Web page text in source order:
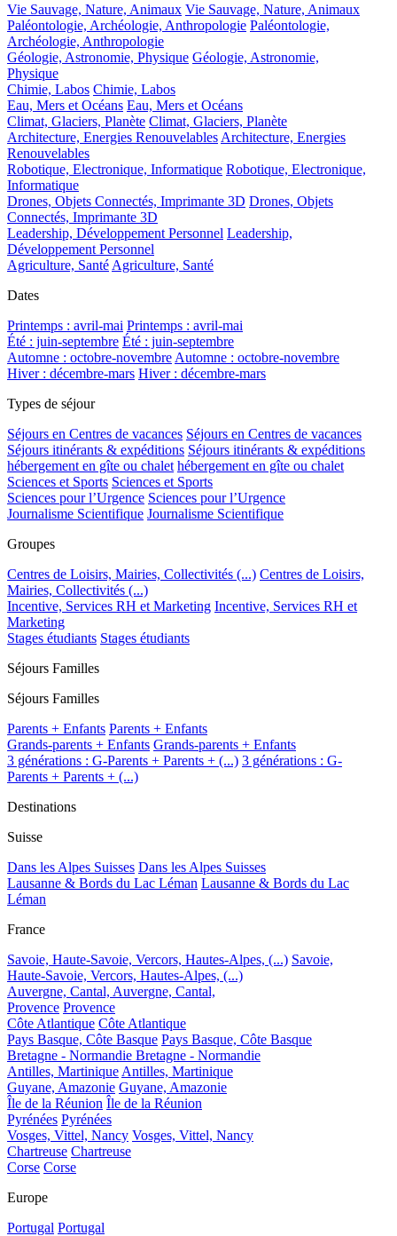
Vie Sauvage, Nature, Animaux Vie Sauvage, Nature, Animaux
Paléontologie, Archéologie, Anthropologie Paléontologie,
Archéologie, Anthropologie
Géologie, Astronomie, Physique Géologie, Astronomie,
Physique
Chimie, Labos Chimie, Labos
Eau, Mers et Océans Eau, Mers et Océans
Climat, Glaciers, Planète Climat, Glaciers, Planète
Architecture, Energies Renouvelables Architecture, Energies
Renouvelables
Robotique, Electronique, Informatique Robotique, Electronique,
Informatique
Drones, Objets Connectés, Imprimante 3D Drones, Objets
Connectés, Imprimante 3D
Leadership, Développement Personnel Leadership,
Développement Personnel
Agriculture, Santé Agriculture, Santé
Dates
Printemps : avril-mai Printemps : avril-mai
Été : juin-septembre Été : juin-septembre
Automne : octobre-novembre Automne : octobre-novembre
Hiver : décembre-mars Hiver : décembre-mars
Types de séjour
Séjours en Centres de vacances Séjours en Centres de vacances
Séjours itinérants & expéditions Séjours itinérants & expéditions
hébergement en gîte ou chalet hébergement en gîte ou chalet
Sciences et Sports Sciences et Sports
Sciences pour l’Urgence Sciences pour l’Urgence
Journalisme Scientifique Journalisme Scientifique
Groupes
Centres de Loisirs, Mairies, Collectivités (...) Centres de Loisirs,
Mairies, Collectivités (...)
Incentive, Services RH et Marketing Incentive, Services RH et
Marketing
Stages étudiants Stages étudiants
Séjours Familles
Séjours Familles
Parents + Enfants Parents + Enfants
Grands-parents + Enfants Grands-parents + Enfants
3 générations : G-Parents + Parents + (...) 3 générations : G-
Parents + Parents + (...)
Destinations
Suisse
Dans les Alpes Suisses Dans les Alpes Suisses
Lausanne & Bords du Lac Léman Lausanne & Bords du Lac
Léman
France
Savoie, Haute-Savoie, Vercors, Hautes-Alpes, (...) Savoie,
Haute-Savoie, Vercors, Hautes-Alpes, (...)
Auvergne, Cantal, Auvergne, Cantal,
Provence Provence
Côte Atlantique Côte Atlantique
Pays Basque, Côte Basque Pays Basque, Côte Basque
Bretagne - Normandie Bretagne - Normandie
Antilles, Martinique Antilles, Martinique
Guyane, Amazonie Guyane, Amazonie
Île de la Réunion Île de la Réunion
Pyrénées Pyrénées
Vosges, Vittel, Nancy Vosges, Vittel, Nancy
Chartreuse Chartreuse
Corse Corse
Europe
Portugal Portugal